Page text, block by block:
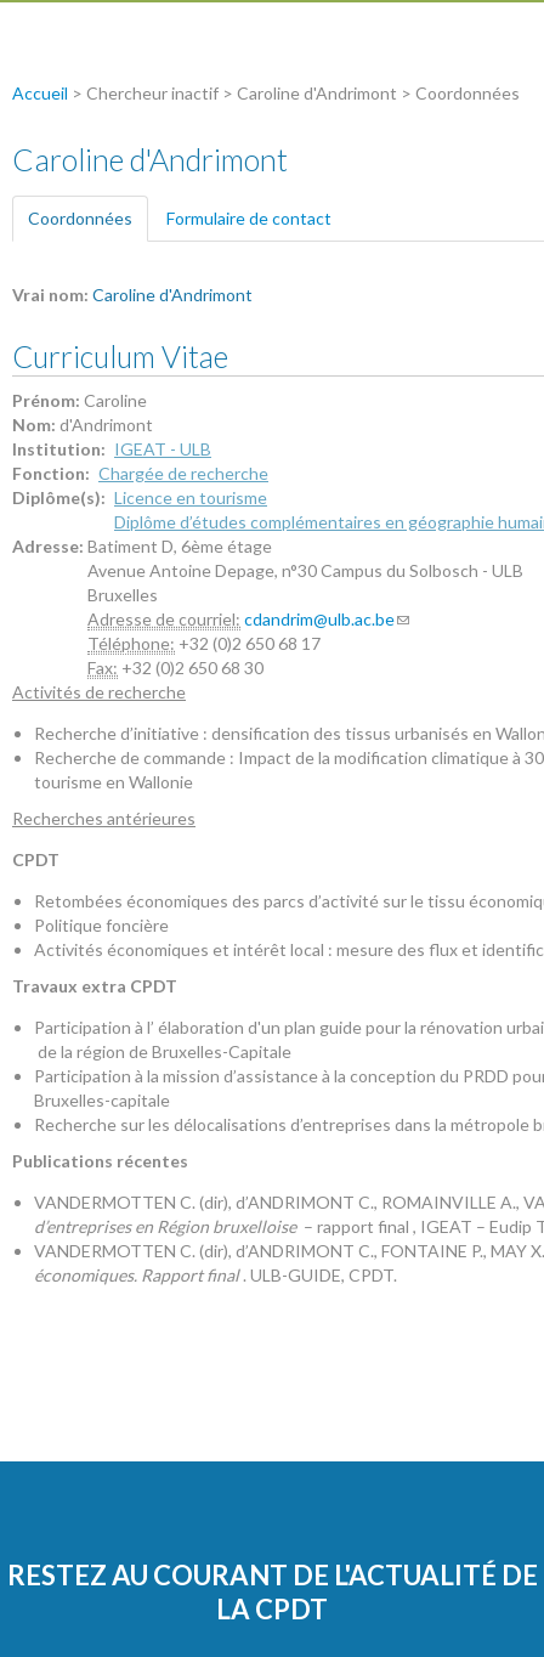
Accueil > Chercheur inactif > Caroline d'Andrimont > Coordonnées
Caroline d'Andrimont
Coordonnées (onglet actif)
Formulaire de contact
Vrai nom: Caroline d'Andrimont
Curriculum Vitae
Prénom: Caroline
Nom: d'Andrimont
Institution: IGEAT - ULB
Fonction: Chargée de recherche
Diplôme(s): Licence en tourisme
Diplôme d’études complémentaires en géographie
Adresse: Batiment D, 6ème étage
Avenue Antoine Depage, n°30Campus du Solbosch - ULB
Bruxelles
Adresse de courriel: cdandrim@ulb.ac.be
Téléphone: +32 (0)2 650 68 17
Fax: +32 (0)2 650 68 30
Activités de recherche
Recherche d’initiative : densification des tissus urbanisés en
Recherche de commande : Impact de la modification climatique à
tourisme en Wallonie
Recherches antérieures
CPDT
Retombées économiques des parcs d’activité sur le tissu
Politique foncière
Activités économiques et intérêt local : mesure des flux et
Travaux extra CPDT
Participation à l’ élaboration d'un plan guide pour la rénovation
de la région de Bruxelles-Capitale
Participation à la mission d’assistance à la conception du PRDD
Bruxelles-capitale
Recherche sur les délocalisations d’entreprises dans la métropole
Publications récentes
VANDERMOTTEN C. (dir), d’ANDRIMONT C., ROMAINVILLE A.,
d’entreprises en Région bruxelloise – rapport final , IGEAT – Eudip
VANDERMOTTEN C. (dir), d’ANDRIMONT C., FONTAINE P., MAY
économiques. Rapport final. ULB-GUIDE, CPDT.
RESTEZ AU COURANT DE L'ACTUALITÉ DE
LA CPDT